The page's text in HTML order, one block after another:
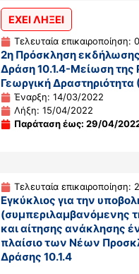
ΕΧΕΙ ΛΗΞΕΙ
Τελευταία
2η Πρόσκληση
Δράση 10.1.4-Μείωση
Γεωργική
Έναρξη: 14/03/2022
Λήξη: 15/04/2022
Παράταση έως: 29/04/
Τελευταία επικαιροποίηση:
Εγκύκλιος για την
(συμπεριλαμβανόμενης
και αίτησης ανάκλησης
πλαίσιο των Νέων
Δράσης 10.1.4